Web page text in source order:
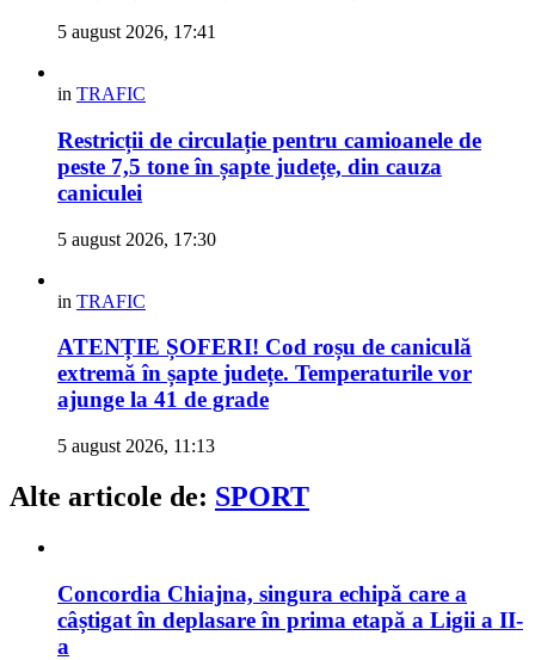
5 august 2026, 17:41
in TRAFIC
Restricții de circulație pentru camioanele de
peste 7,5 tone în șapte județe, din cauza
caniculei
5 august 2026, 17:30
in TRAFIC
ATENȚIE ȘOFERI! Cod roșu de caniculă
extremă în șapte județe. Temperaturile vor
ajunge la 41 de grade
5 august 2026, 11:13
Alte articole de: SPORT
Concordia Chiajna, singura echipă care a
câștigat în deplasare în prima etapă a Ligii a II-
a